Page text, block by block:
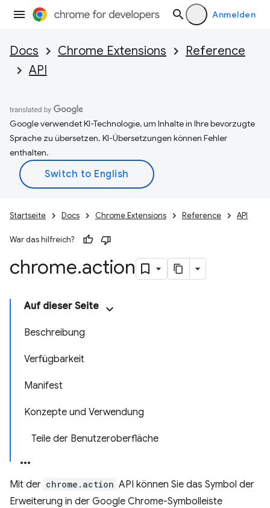
Anmelden
Docs Chrome Extensions
Reference
API
Google verwendet KI-Technologie, um Inhalte in Ihre bevorzugte
Sprache zu übersetzen. KI-Übersetzungen können Fehler
enthalten.
Startseite Docs Chrome Extensions Reference API
War das hilfreich?
chrome.action
Auf dieser Seite
Beschreibung
Verfügbarkeit
Manifest
Konzepte und Verwendung
Teile der Benutzeroberfläche
Mit der chrome.action API können Sie das Symbol der
Erweiterung in der Google Chrome-Symbolleiste